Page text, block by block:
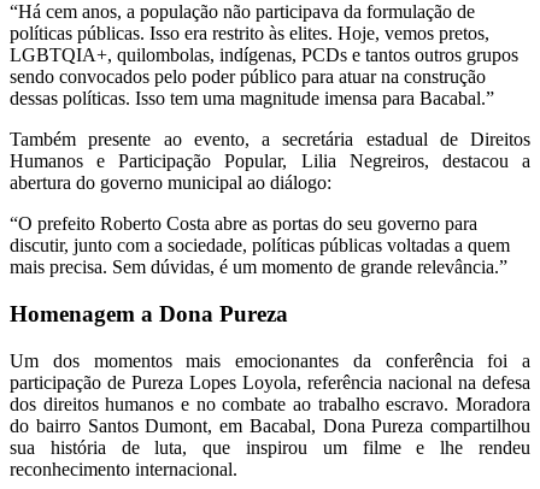
“Há cem anos, a população não participava da formulação de
políticas públicas. Isso era restrito às elites. Hoje, vemos pretos,
LGBTQIA+, quilombolas, indígenas, PCDs e tantos outros grupos
sendo convocados pelo poder público para atuar na construção
dessas políticas. Isso tem uma magnitude imensa para Bacabal.”
Também presente ao evento, a secretária estadual de Direitos
Humanos e Participação Popular, Lilia Negreiros, destacou a
abertura do governo municipal ao diálogo:
“O prefeito Roberto Costa abre as portas do seu governo para
discutir, junto com a sociedade, políticas públicas voltadas a quem
mais precisa. Sem dúvidas, é um momento de grande relevância.”
Homenagem a Dona Pureza
Um dos momentos mais emocionantes da conferência foi a
participação de Pureza Lopes Loyola, referência nacional na defesa
dos direitos humanos e no combate ao trabalho escravo. Moradora
do bairro Santos Dumont, em Bacabal, Dona Pureza compartilhou
sua história de luta, que inspirou um filme e lhe rendeu
reconhecimento internacional.